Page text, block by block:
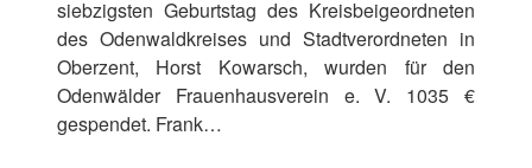
siebzigsten Geburtstag des Kreisbeigeordneten
des Odenwaldkreises und Stadtverordneten in
Oberzent, Horst Kowarsch, wurden für den
Odenwälder Frauenhausverein e. V. 1035 €
gespendet. Frank…